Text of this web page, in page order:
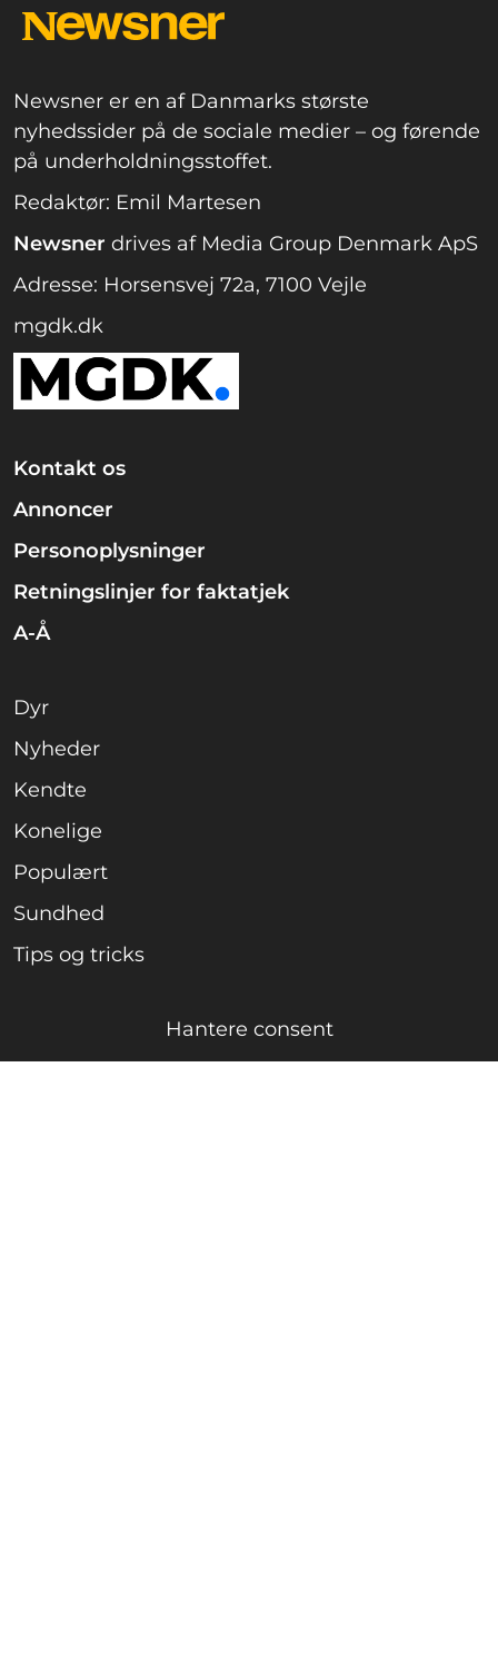
Newsner er en af Danmarks største
nyhedssider på de sociale medier – og førende
på underholdningsstoffet.
Redaktør: Emil Martesen
Newsner drives af Media Group Denmark ApS
Adresse: Horsensvej 72a, 7100 Vejle
mgdk.dk
Kontakt os
Annoncer
Personoplysninger
Retningslinjer for faktatjek
A-Å
Dyr
Nyheder
Kendte
Konelige
Populært
Sundhed
Tips og tricks
Hantere consent